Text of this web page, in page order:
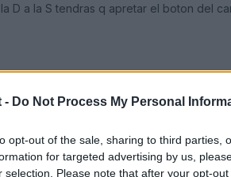
- Do Not Process My Personal
opt-out of the sale, sharing to third parties,
for targeted advertising by us,
selection. Please note that after your opt-
D a la S tendras q apretar el boton del